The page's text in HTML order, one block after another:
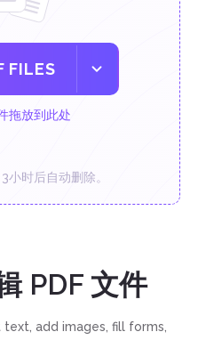
FILES
拖放到此处
小时后自动删除。
PDF 文件
add images, fill forms,